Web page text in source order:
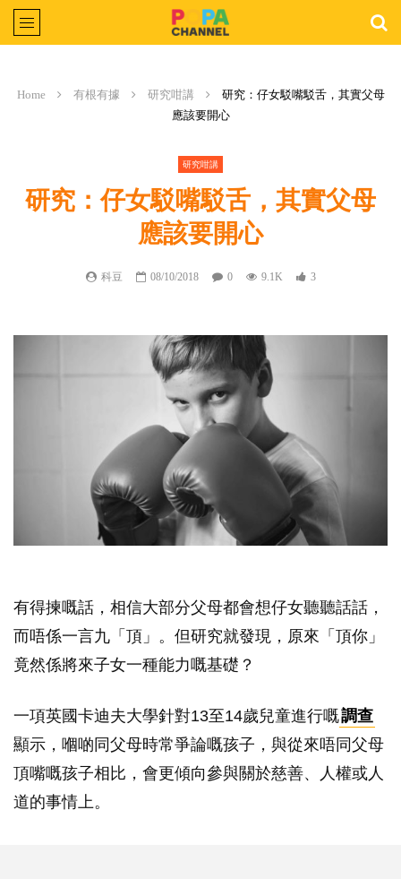
Home 有根有據 研究咁講
研究：仔女駁嘴駁舌，其實父母
應該要開心
研究咁講
研究：仔女駁嘴駁舌，其實父母
應該要開心
科豆 08/10/2018 0 9.1K 3
有得揀嘅話，相信大部分父母都會想仔女聽聽話話，
而唔係一言九「頂」。但研究就發現，原來「頂你」
竟然係將來子女一種能力嘅基礎？
一項英國卡迪夫大學針對13至14歲兒童進行嘅調查
顯示，嗰啲同父母時常爭論嘅孩子，與從來唔同父母
頂嘴嘅孩子相比，會更傾向參與關於慈善、人權或人
道的事情上。